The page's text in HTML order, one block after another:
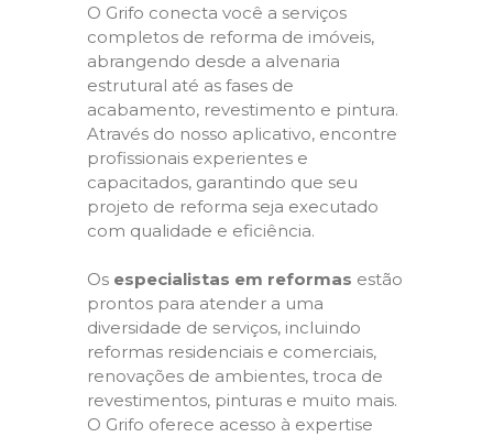
O Grifo conecta você a serviços
completos de reforma de imóveis,
abrangendo desde a alvenaria
estrutural até as fases de
acabamento, revestimento e pintura.
Através do nosso aplicativo, encontre
profissionais experientes e
capacitados, garantindo que seu
projeto de reforma seja executado
com qualidade e eficiência.
Os especialistas em reformas estão
prontos para atender a uma
diversidade de serviços, incluindo
reformas residenciais e comerciais,
renovações de ambientes, troca de
revestimentos, pinturas e muito mais.
O Grifo oferece acesso à expertise